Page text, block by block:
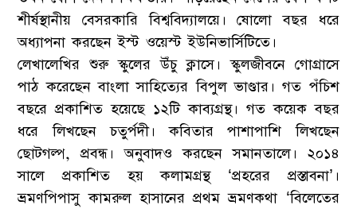
শীর্ষস্থানীয় বেসরকারি বিশ্ববিদ্যালয়ে। ষোলো বছর ধরে
অধ্যাপনা করছেন ইস্ট ওয়েস্ট ইউনিভার্সিটিতে।
লেখালেখির শুরু স্কুলের উঁচু ক্লাসে। স্কুলজীবনে গোগ্রাসে
পাঠ করেছেন বাংলা সাহিত্যের বিপুল ভাণ্ডার। গত পঁচিশ
বছরে প্রকাশিত হয়েছে ১২টি কাব্যগ্রন্থ। গত কয়েক বছর
ধরে লিখছেন চতুর্পদী। কবিতার পাশাপাশি লিখছেন
ছোটগল্প, প্রবন্ধ। অনুবাদও করছেন সমানতালে। ২০১৪
সালে প্রকাশিত হয় কলামগ্রন্থ ‘প্রহরের প্রস্তাবনা’।
ভ্রমণপিপাসু কামরুল হাসানের প্রথম ভ্রমণকথা ‘বিলেতের